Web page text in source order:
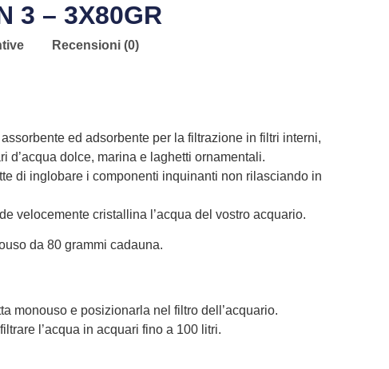
3 – 3X80GR
Recensioni (0)
ed adsorbente per la filtrazione in filtri interni,
d’acqua dolce, marina e laghetti ornamentali.
di inglobare i componenti inquinanti non rilasciando in
velocemente cristallina l’acqua del vostro acquario.
da 80 grammi cadauna.
monouso e posizionarla nel filtro dell’acquario.
l’acqua in acquari fino a 100 litri.